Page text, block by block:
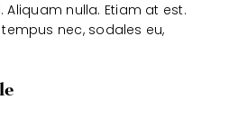
Aliquam nulla. Etiam at est.
nec, sodales eu,